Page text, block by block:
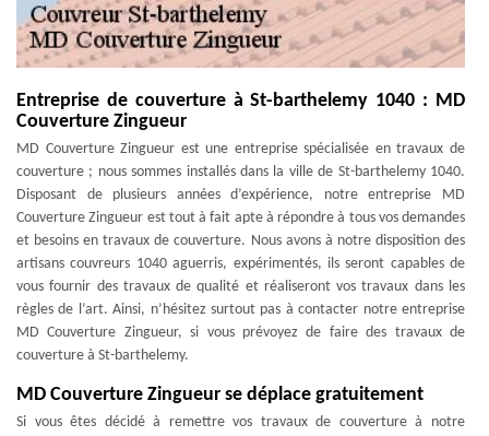
Entreprise de couverture à St-barthelemy 1040 : MD
Couverture Zingueur
MD Couverture Zingueur est une entreprise spécialisée en travaux de
couverture ; nous sommes installés dans la ville de St-barthelemy 1040.
Disposant de plusieurs années d’expérience, notre entreprise MD
Couverture Zingueur est tout à fait apte à répondre à tous vos demandes
et besoins en travaux de couverture. Nous avons à notre disposition des
artisans couvreurs 1040 aguerris, expérimentés, ils seront capables de
vous fournir des travaux de qualité et réaliseront vos travaux dans les
règles de l’art. Ainsi, n’hésitez surtout pas à contacter notre entreprise
MD Couverture Zingueur, si vous prévoyez de faire des travaux de
couverture à St-barthelemy.
MD Couverture Zingueur se déplace gratuitement
Si vous êtes décidé à remettre vos travaux de couverture à notre